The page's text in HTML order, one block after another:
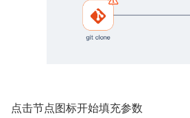
点击节点图标开始填充参数